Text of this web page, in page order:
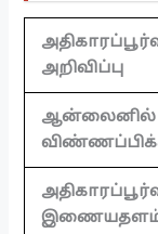
அறிவிப்பு
ஆன்லைனில்